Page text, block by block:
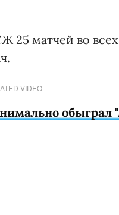
25 матчей во
VIDEO
обыграл